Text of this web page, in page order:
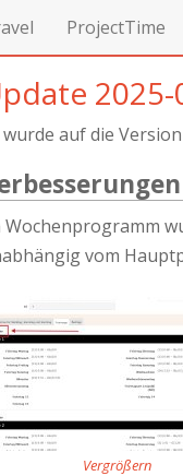
ProjectTime
2025-
wurde auf die Version
Wochenprogramm
vom
Vergrößern